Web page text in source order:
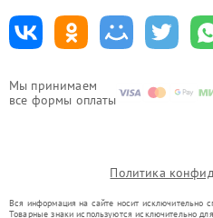
Мы принимаем
все формы оплаты
Политика
Вся информация на сайте носит исключительно
Товарные знаки используются исключительно